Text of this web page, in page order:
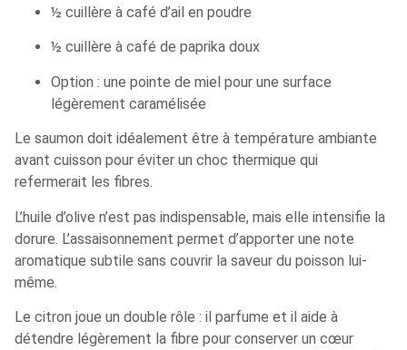
½ cuillère à café d’ail en poudre
½ cuillère à café de paprika doux
Option : une pointe de miel pour une surface
légèrement caramélisée
Le saumon doit idéalement être à température ambiante
avant cuisson pour éviter un choc thermique qui
refermerait les fibres.
L’huile d’olive n’est pas indispensable, mais elle intensifie la
dorure. L’assaisonnement permet d’apporter une note
aromatique subtile sans couvrir la saveur du poisson lui-
même.
Le citron joue un double rôle : il parfume et il aide à
détendre légèrement la fibre pour conserver un cœur